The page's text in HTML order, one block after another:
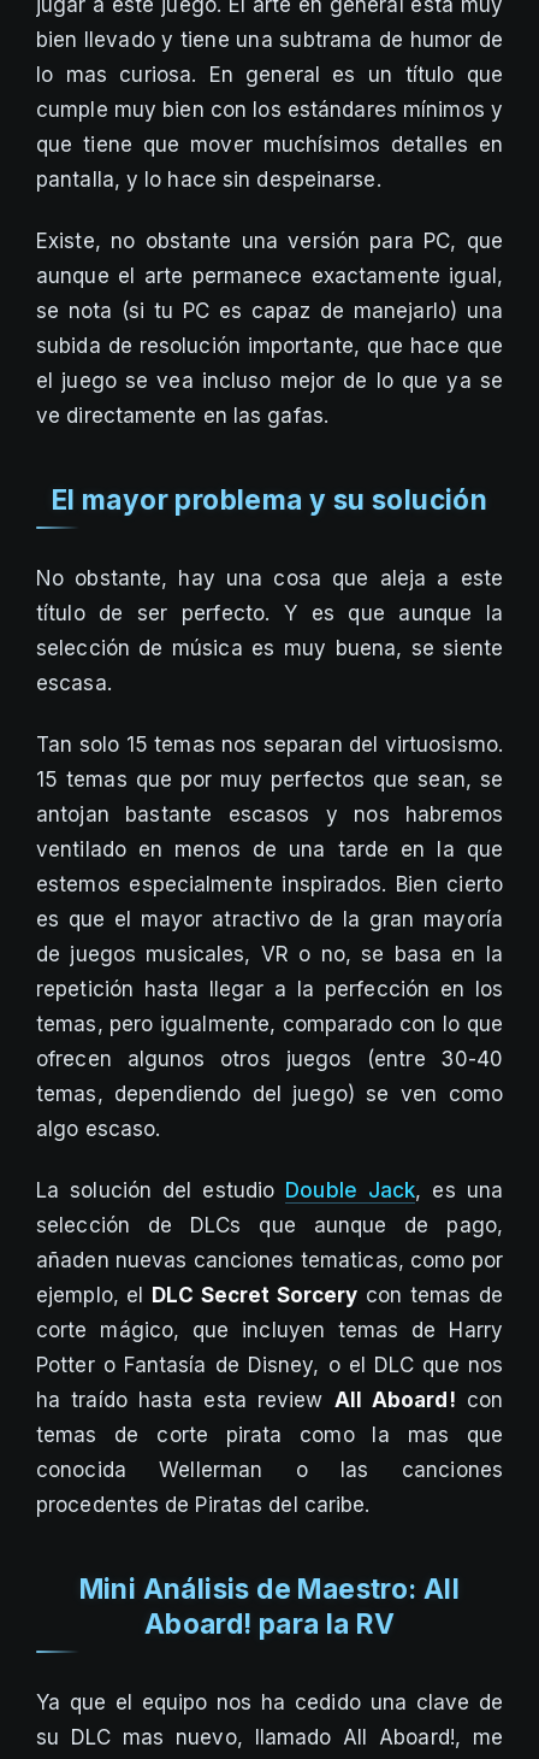
jugar a este juego. El arte en general está muy
bien llevado y tiene una subtrama de humor de
lo mas curiosa. En general es un título que
cumple muy bien con los estándares mínimos y
que tiene que mover muchísimos detalles en
pantalla, y lo hace sin despeinarse.
Existe, no obstante una versión para PC, que
aunque el arte permanece exactamente igual,
se nota (si tu PC es capaz de manejarlo) una
subida de resolución importante, que hace que
el juego se vea incluso mejor de lo que ya se
ve directamente en las gafas.
El mayor problema y su solución
No obstante, hay una cosa que aleja a este
título de ser perfecto. Y es que aunque la
selección de música es muy buena, se siente
escasa.
Tan solo 15 temas nos separan del virtuosismo.
15 temas que por muy perfectos que sean, se
antojan bastante escasos y nos habremos
ventilado en menos de una tarde en la que
estemos especialmente inspirados. Bien cierto
es que el mayor atractivo de la gran mayoría
de juegos musicales, VR o no, se basa en la
repetición hasta llegar a la perfección en los
temas, pero igualmente, comparado con lo que
ofrecen algunos otros juegos (entre 30-40
temas, dependiendo del juego) se ven como
algo escaso.
La solución del estudio Double Jack, es una
selección de DLCs que aunque de pago,
añaden nuevas canciones tematicas, como por
ejemplo, el
DLC Secret Sorcery con temas de
corte mágico, que incluyen temas de Harry
Potter o Fantasía de Disney, o el DLC que nos
ha traído hasta esta review All Aboard! con
temas de corte pirata como la mas que
conocida Wellerman o las canciones
procedentes de Piratas del caribe.
Mini Análisis de Maestro: All
Aboard! para la RV
Ya que el equipo nos ha cedido una clave de
su DLC mas nuevo, llamado All Aboard!, me